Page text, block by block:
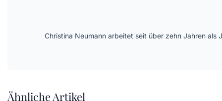
Christina Neumann arbeitet seit über zehn Jahren als
Ähnliche Artikel